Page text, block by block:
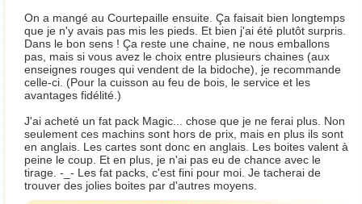
On a mangé au Courtepaille ensuite. Ça faisait bien longtemps
que je n'y avais pas mis les pieds. Et bien j'ai été plutôt surpris.
Dans le bon sens ! Ça reste une chaine, ne nous emballons
pas, mais si vous avez le choix entre plusieurs chaines (aux
enseignes rouges qui vendent de la bidoche), je recommande
celle-ci. (Pour la cuisson au feu de bois, le service et les
avantages fidélité.)
J'ai acheté un fat pack Magic... chose que je ne ferai plus. Non
seulement ces machins sont hors de prix, mais en plus ils sont
en anglais. Les cartes sont donc en anglais. Les boites valent à
peine le coup. Et en plus, je n'ai pas eu de chance avec le
tirage. -_- Les fat packs, c'est fini pour moi. Je tacherai de
trouver des jolies boites par d'autres moyens.